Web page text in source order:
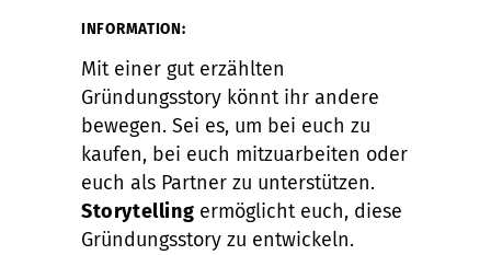
INFORMATION:
Mit einer gut erzählten
Gründungsstory könnt ihr andere
bewegen. Sei es, um bei euch zu
kaufen, bei euch mitzuarbeiten oder
euch als Partner zu unterstützen.
Storytelling ermöglicht euch, diese
Gründungsstory zu entwickeln.